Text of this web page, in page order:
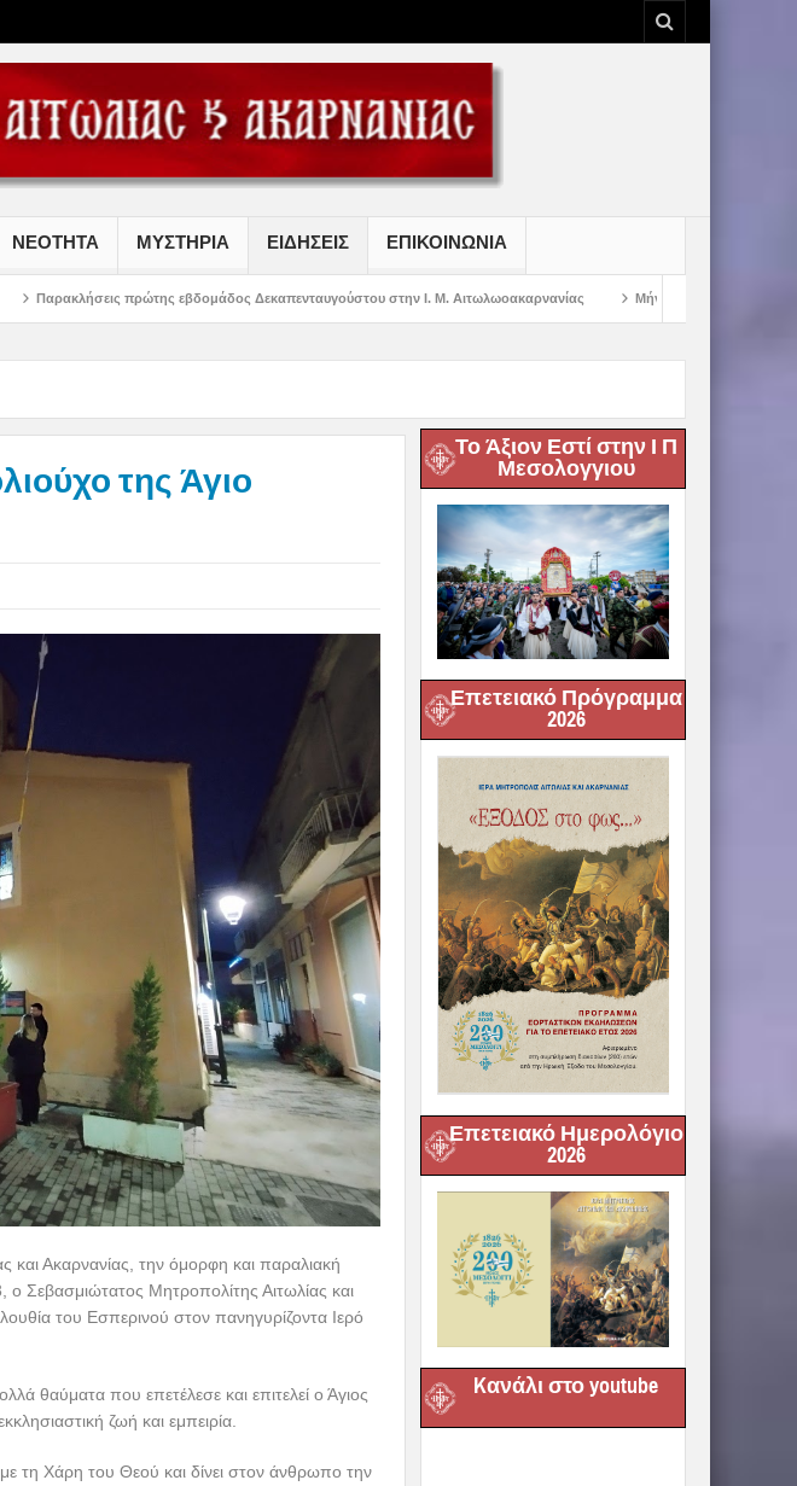
ΝΕΟΤΗΤΑ ΜΥΣΤΗΡΙΑ ΕΙΔΗΣΕΙΣ ΕΠΙΚΟΙΝΩΝΙΑ
εβδομάδος Δεκαπενταυγούστου στην Ι. Μ. Αιτωλωοακαρνανίας Μήνυμα Σεβασμιωτάτου Μητροπολίτου
της Άγιο
και Ακαρνανίας, την όμορφη και παραλιακή
ο Σεβασμιώτατος Μητροπολίτης Αιτωλίας και
του Εσπερινού στον πανηγυρίζοντα Ιερό
θαύματα που επετέλεσε και επιτελεί ο Άγιος
ζωή και εμπειρία.
με τη Χάρη του Θεού και δίνει στον άνθρωπο την
Το Άξιον Εστί στην Ι Π
Μεσολογγιου
Επετειακό Πρόγραμμα
2026
Επετειακό Ημερολόγιο
2026
Kανάλι στο youtube